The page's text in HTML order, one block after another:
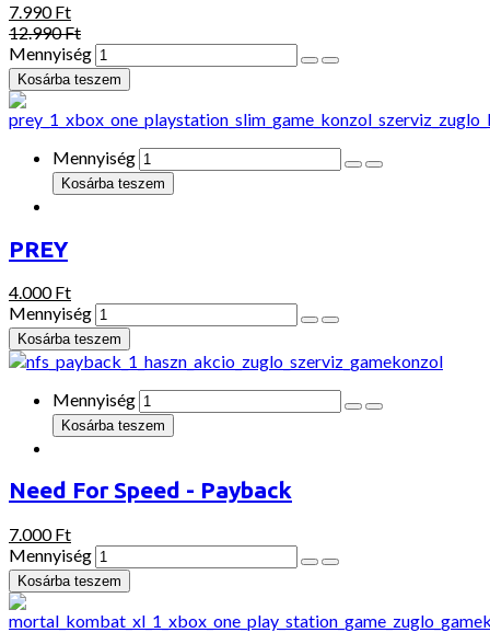
7.990 Ft
12.990 Ft
Mennyiség
Mennyiség
PREY
4.000 Ft
Mennyiség
Mennyiség
Need For Speed - Payback
7.000 Ft
Mennyiség